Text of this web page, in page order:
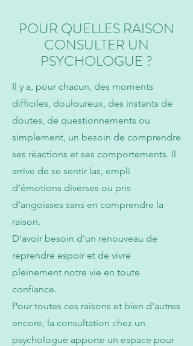
POUR QUELLES RAISON
CONSULTER UN
PSYCHOLOGUE ?
Il y a, pour chacun, des moments
difficiles, douloureux, des instants de
doutes, de questionnements ou
simplement, un besoin de comprendre
ses réactions et ses comportements. Il
arrive de se sentir las, empli
d'émotions diverses ou pris
d'angoisses sans en comprendre la
raison.
D'avoir besoin d'un renouveau de
reprendre espoir et de vivre
pleinement notre vie en toute
confiance.
Pour toutes ces raisons et bien d'autres
encore, la consultation chez un
psychologue apporte un espace pour